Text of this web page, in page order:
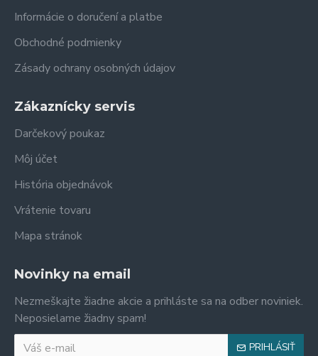
Informácie o doručení a platbe
Obchodné podmienky
Zásady ochrany osobných údajov
Zákaznícky servis
Darčekový poukaz
Môj účet
História objednávok
Vrátenie tovaru
Mapa stránok
Novinky na email
Nezmeškajte žiadne akcie a prihláste sa na odber noviniek.
Neposielame žiadny spam!
PRIHLÁSIŤ